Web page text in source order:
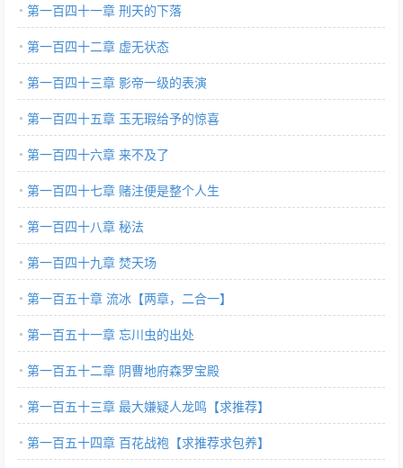
第一百四十一章 刑天的下落
第一百四十二章 虚无状态
第一百四十三章 影帝一级的表演
第一百四十五章 玉无瑕给予的惊喜
第一百四十六章 来不及了
第一百四十七章 赌注便是整个人生
第一百四十八章 秘法
第一百四十九章 焚天场
第一百五十章 流冰【两章，二合一】
第一百五十一章 忘川虫的出处
第一百五十二章 阴曹地府森罗宝殿
第一百五十三章 最大嫌疑人龙鸣【求推荐】
第一百五十四章 百花战袍【求推荐求包养】